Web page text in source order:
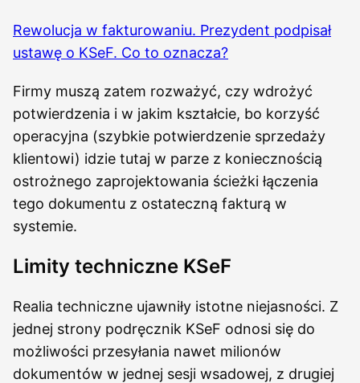
Rewolucja w fakturowaniu. Prezydent podpisał
ustawę o KSeF. Co to oznacza?
Firmy muszą zatem rozważyć, czy wdrożyć
potwierdzenia i w jakim kształcie, bo korzyść
operacyjna (szybkie potwierdzenie sprzedaży
klientowi) idzie tutaj w parze z koniecznością
ostrożnego zaprojektowania ścieżki łączenia
tego dokumentu z ostateczną fakturą w
systemie.
Limity techniczne KSeF
Realia techniczne ujawniły istotne niejasności. Z
jednej strony podręcznik KSeF odnosi się do
możliwości przesyłania nawet milionów
dokumentów w jednej sesji wsadowej, z drugiej